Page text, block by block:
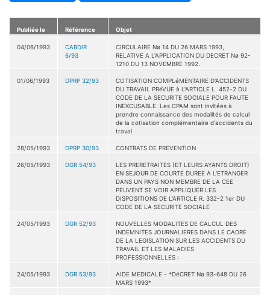
Publiée le Référence Objet
04/06/1993
CABDIR
6/93
CIRCULAIRE Nø 14 DU 26 MARS 1993,
RELATIVE A L'APPLICATION DU DECRET Nø 92-
1210 DU 13 NOVEMBRE 1992.
01/06/1993 DPRP 32/93
COTISATION COMPLéMENTAIRE D'ACCIDENTS
DU TRAVAIL PRéVUE à L'ARTICLE L. 452-2 DU
CODE DE LA SECURITE SOCIALE POUR FAUTE
INEXCUSABLE. Les CPAM sont invitées à
prendre connaissance des modalités de calcul
de la cotisation complémentaire d'accidents du
travai
28/05/1993 DPRP 30/93 CONTRATS DE PREVENTION
26/05/1993 DGR 54/93
LES PRERETRAITES (ET LEURS AYANTS DROIT)
EN SEJOUR DE COURTE DUREE A L'ETRANGER
DANS UN PAYS NON MEMBRE DE LA CEE
PEUVENT SE VOIR APPLIQUER LES
DISPOSITIONS DE L'ARTICLE R. 332-2 1er DU
CODE DE LA SECURITE SOCIALE
24/05/1993 DGR 52/93
NOUVELLES MODALITES DE CALCUL DES
INDEMNITES JOURNALIERES DANS LE CADRE
DE LA LEGISLATION SUR LES ACCIDENTS DU
TRAVAIL ET LES MALADIES
PROFESSIONNELLES :
24/05/1993 DGR 53/93
AIDE MEDICALE - *DéCRET Nø 93-648 DU 26
MARS 1993*